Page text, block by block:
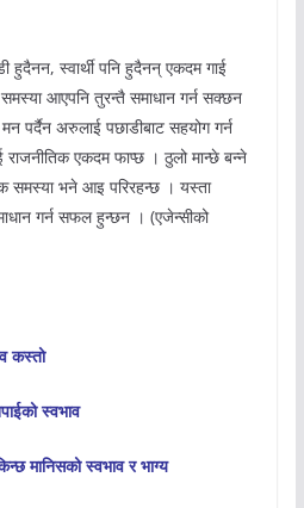
हुदैनन, स्वार्थी पनि हुदैनन् एकदम गाई
आएपनि तुरन्तै समाधान गर्न सक्छन
पर्दैन अरुलाई पछाडीबाट सहयोग गर्न
एकदम फाप्छ । ठुलो मान्छे बन्ने
समस्या भने आइ परिरहन्छ । यस्ता
गर्न सफल हुन्छन । (एजेन्सीको
कस्तो
स्वभाव
मानिसको स्वभाव र भाग्य